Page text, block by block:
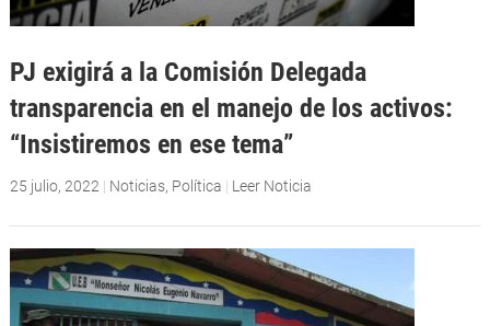
PJ exigirá a la Comisión Delegada
transparencia en el manejo de los activos:
“Insistiremos en ese tema”
25 julio, 2022| Noticias, Política | Leer Noticia